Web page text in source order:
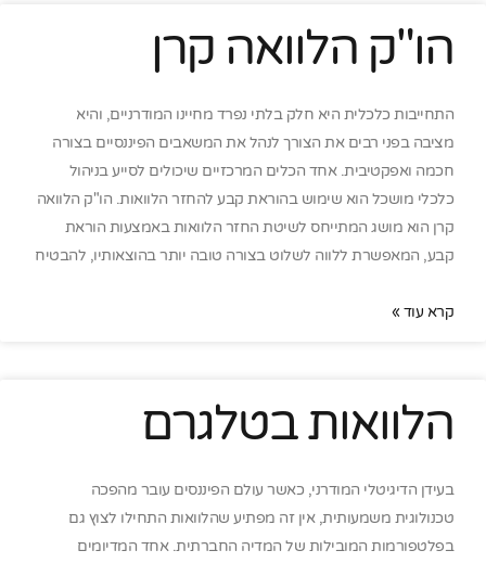
הו"ק הלוואה קרן
התחייבות כלכלית היא חלק בלתי נפרד מחיינו המודרניים, והיא
מציבה בפני רבים את הצורך לנהל את המשאבים הפיננסיים בצורה
חכמה ואפקטיבית. אחד הכלים המרכזיים שיכולים לסייע בניהול
כלכלי מושכל הוא שימוש בהוראת קבע להחזר הלוואות. הו"ק הלוואה
קרן הוא מושג המתייחס לשיטת החזר הלוואות באמצעות הוראת
קבע, המאפשרת ללווה לשלוט בצורה טובה יותר בהוצאותיו, להבטיח
קרא עוד »
הלוואות בטלגרם
בעידן הדיגיטלי המודרני, כאשר עולם הפיננסים עובר מהפכה
טכנולוגית משמעותית, אין זה מפתיע שהלוואות התחילו לצוץ גם
בפלטפורמות המובילות של המדיה החברתית. אחד המדיומים